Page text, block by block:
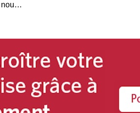
Luxe Rechargé : BMW Montréal Centre dévoile la nouvelle BMW Série 7